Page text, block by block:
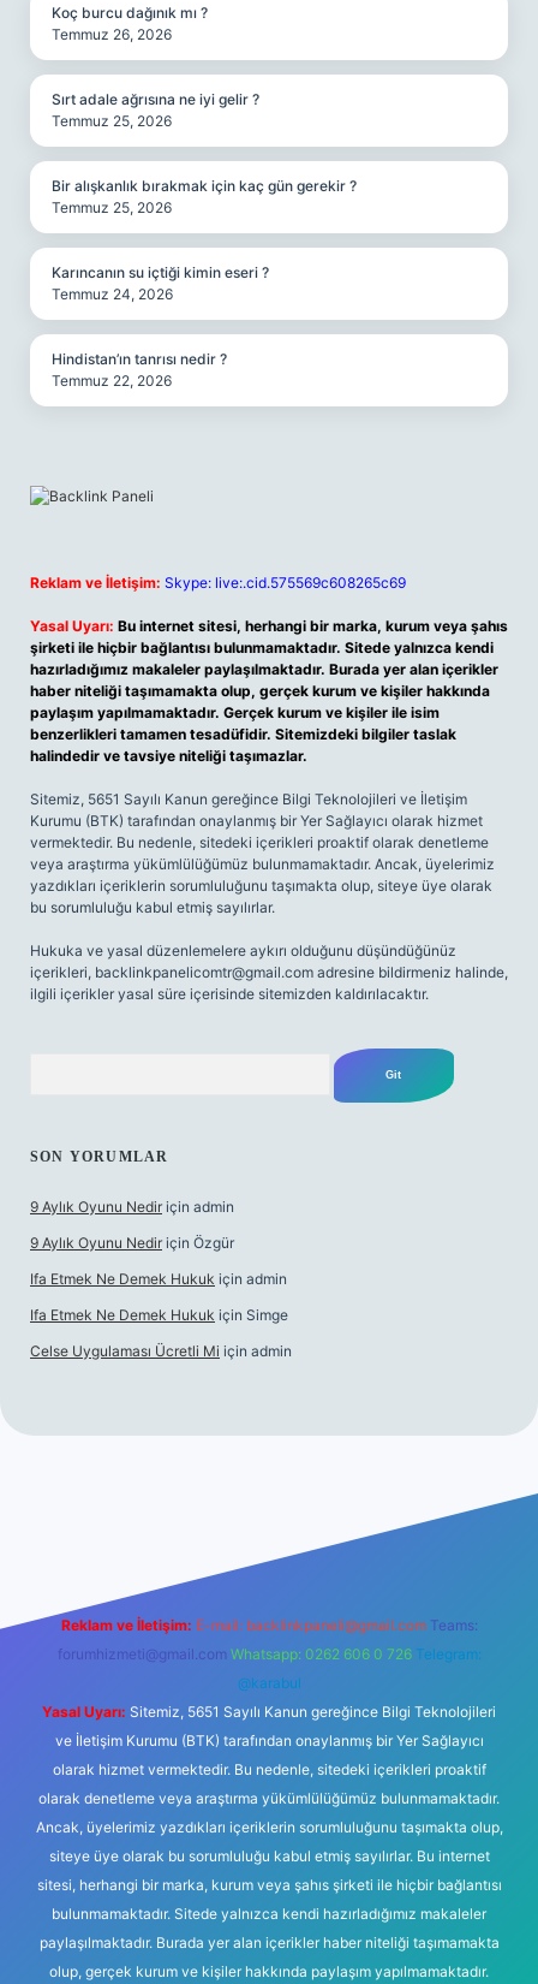
Koç burcu dağınık mı ?
Temmuz 26, 2026
Sırt adale ağrısına ne iyi gelir ?
Temmuz 25, 2026
Bir alışkanlık bırakmak için kaç gün gerekir ?
Temmuz 25, 2026
Karıncanın su içtiği kimin eseri ?
Temmuz 24, 2026
Hindistan’ın tanrısı nedir ?
Temmuz 22, 2026
Reklam ve İletişim: Skype: live:.cid.575569c608265c69
Yasal Uyarı: Bu internet sitesi, herhangi bir marka, kurum veya şahıs
şirketi ile hiçbir bağlantısı bulunmamaktadır. Sitede yalnızca kendi
hazırladığımız makaleler paylaşılmaktadır. Burada yer alan içerikler
haber niteliği taşımamakta olup, gerçek kurum ve kişiler hakkında
paylaşım yapılmamaktadır. Gerçek kurum ve kişiler ile isim
benzerlikleri tamamen tesadüfidir. Sitemizdeki bilgiler taslak
halindedir ve tavsiye niteliği taşımazlar.
Sitemiz, 5651 Sayılı Kanun gereğince Bilgi Teknolojileri ve İletişim
Kurumu (BTK) tarafından onaylanmış bir Yer Sağlayıcı olarak hizmet
vermektedir. Bu nedenle, sitedeki içerikleri proaktif olarak denetleme
veya araştırma yükümlülüğümüz bulunmamaktadır. Ancak, üyelerimiz
yazdıkları içeriklerin sorumluluğunu taşımakta olup, siteye üye olarak
bu sorumluluğu kabul etmiş sayılırlar.
Hukuka ve yasal düzenlemelere aykırı olduğunu düşündüğünüz
içerikleri, backlinkpanelicomtr@gmail.com adresine bildirmeniz halinde,
ilgili içerikler yasal süre içerisinde sitemizden kaldırılacaktır.
SON YORUMLAR
9 Aylık Oyunu Nedir için admin
9 Aylık Oyunu Nedir için Özgür
Ifa Etmek Ne Demek Hukuk için admin
Ifa Etmek Ne Demek Hukuk için Simge
Celse Uygulaması Ücretli Mi için admin
Reklam ve İletişim: E-mail: backlinkpaneli@gmail.com Teams:
forumhizmeti@gmail.com Whatsapp: 0262 606 0 726 Telegram:
@karabul
Yasal Uyarı: Sitemiz, 5651 Sayılı Kanun gereğince Bilgi Teknolojileri
ve İletişim Kurumu (BTK) tarafından onaylanmış bir Yer Sağlayıcı
olarak hizmet vermektedir. Bu nedenle, sitedeki içerikleri proaktif
olarak denetleme veya araştırma yükümlülüğümüz bulunmamaktadır.
Ancak, üyelerimiz yazdıkları içeriklerin sorumluluğunu taşımakta olup,
siteye üye olarak bu sorumluluğu kabul etmiş sayılırlar. Bu internet
sitesi, herhangi bir marka, kurum veya şahıs şirketi ile hiçbir bağlantısı
bulunmamaktadır. Sitede yalnızca kendi hazırladığımız makaleler
paylaşılmaktadır. Burada yer alan içerikler haber niteliği taşımamakta
olup, gerçek kurum ve kişiler hakkında paylaşım yapılmamaktadır.